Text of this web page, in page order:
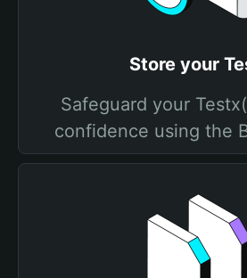
Store your
Safeguard your
confidence using the